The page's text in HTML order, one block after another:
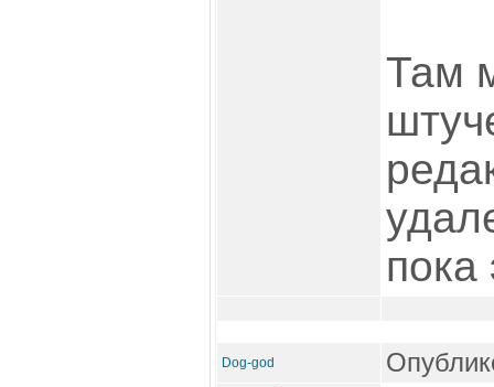
Там
пока
Dog-god